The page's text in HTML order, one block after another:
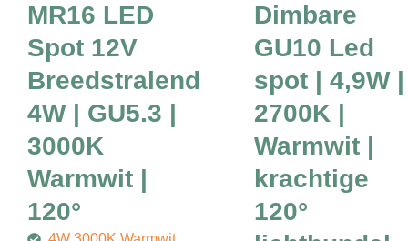
MR16 LED
Spot 12V
Breedstralend
4W | GU5.3 |
3000K
Warmwit |
120°
Dimbare
GU10 Led
spot | 4,9W |
2700K |
Warmwit |
krachtige
120°